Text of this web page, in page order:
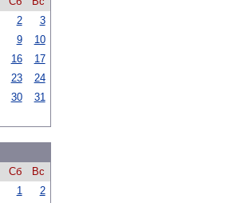
2
3
9
10
16
17
23
24
30 31
Сб
Вс
1
2